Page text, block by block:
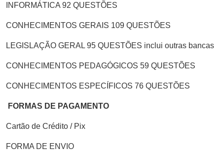
INFORMÁTICA 92 QUESTÕES
CONHECIMENTOS GERAIS 109 QUESTÕES
LEGISLAÇÃO GERAL 95 QUESTÕES inclui outras bancas
CONHECIMENTOS PEDAGÓGICOS 59 QUESTÕES
CONHECIMENTOS ESPECÍFICOS 76 QUESTÕES
FORMAS DE PAGAMENTO
Cartão de Crédito / Pix
FORMA DE ENVIO